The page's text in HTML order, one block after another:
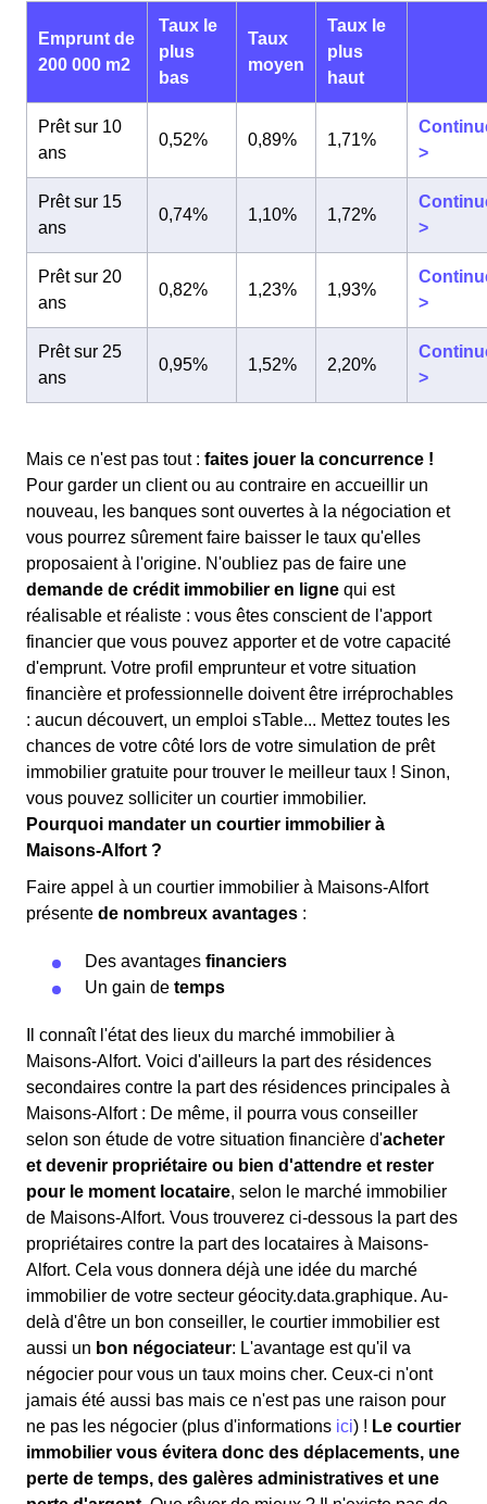
Emprunt de
200 000 m2
Taux le
plus
bas
Taux
moyen
Taux le
plus
haut
Prêt sur 10
ans
0,52% 0,89% 1,71%
>
Prêt sur 15
ans
0,74% 1,10% 1,72%
>
Prêt sur 20
ans
0,82% 1,23% 1,93%
>
Prêt sur 25
ans
0,95% 1,52% 2,20%
>
Mais ce n'est pas tout : faites jouer la concurrence !
Pour garder un client ou au contraire en accueillir un
nouveau, les banques sont ouvertes à la négociation et
vous pourrez sûrement faire baisser le taux qu'elles
proposaient à l'origine. N'oubliez pas de faire une
demande de crédit immobilier en ligne qui est
réalisable et réaliste : vous êtes conscient de l'apport
financier que vous pouvez apporter et de votre capacité
d'emprunt. Votre profil emprunteur et votre situation
financière et professionnelle doivent être irréprochables
: aucun découvert, un emploi sTable... Mettez toutes les
chances de votre côté lors de votre simulation de prêt
immobilier gratuite pour trouver le meilleur taux ! Sinon,
vous pouvez solliciter un courtier immobilier.
Pourquoi mandater un courtier immobilier à
Maisons-Alfort ?
Faire appel à un courtier immobilier à Maisons-Alfort
présente de nombreux avantages :
Des avantages financiers
Un gain de temps
Il connaît l'état des lieux du marché immobilier à
Maisons-Alfort. Voici d'ailleurs la part des résidences
secondaires contre la part des résidences principales à
Maisons-Alfort : De même, il pourra vous conseiller
selon son étude de votre situation financière d'acheter
et devenir propriétaire ou bien d'attendre et rester
pour le moment locataire, selon le marché immobilier
de Maisons-Alfort. Vous trouverez ci-dessous la part des
propriétaires contre la part des locataires à Maisons-
Alfort. Cela vous donnera déjà une idée du marché
immobilier de votre secteur géocity.data.graphique. Au-
delà d'être un bon conseiller, le courtier immobilier est
aussi un bon négociateur: L'avantage est qu'il va
négocier pour vous un taux moins cher. Ceux-ci n'ont
jamais été aussi bas mais ce n'est pas une raison pour
ne pas les négocier (plus d'informations ici) ! Le courtier
immobilier vous évitera donc des déplacements, une
perte de temps, des galères administratives et une